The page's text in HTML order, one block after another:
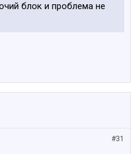
блок и проблема не
#31